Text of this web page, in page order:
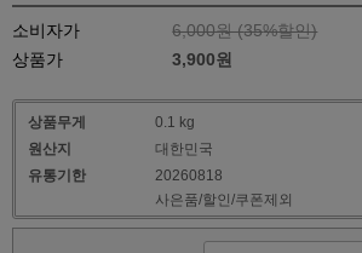
소비자가 6,000원 (35%할인)
상품가
3,900원
상품무게
0.1 kg
원산지
대한민국
유통기한
20260818
사은품/할인/쿠폰제외